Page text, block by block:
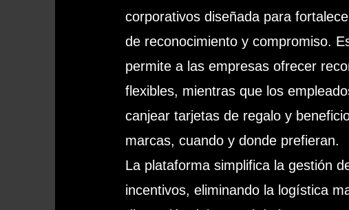
corporativos diseñada para
de reconocimiento y compromiso.
permite a las empresas ofrecer
flexibles, mientras que los
canjear tarjetas de regalo y
marcas, cuando y donde prefieran.
La plataforma simplifica la gestión
incentivos, eliminando la logística